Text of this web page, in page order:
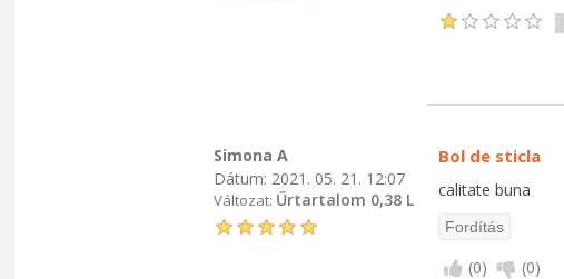
Simona A
Dátum: 2021. 05. 21. 12:07
Változat: Űrtartalom 0,38 L
Bol de sticla
calitate buna
(0) (0)